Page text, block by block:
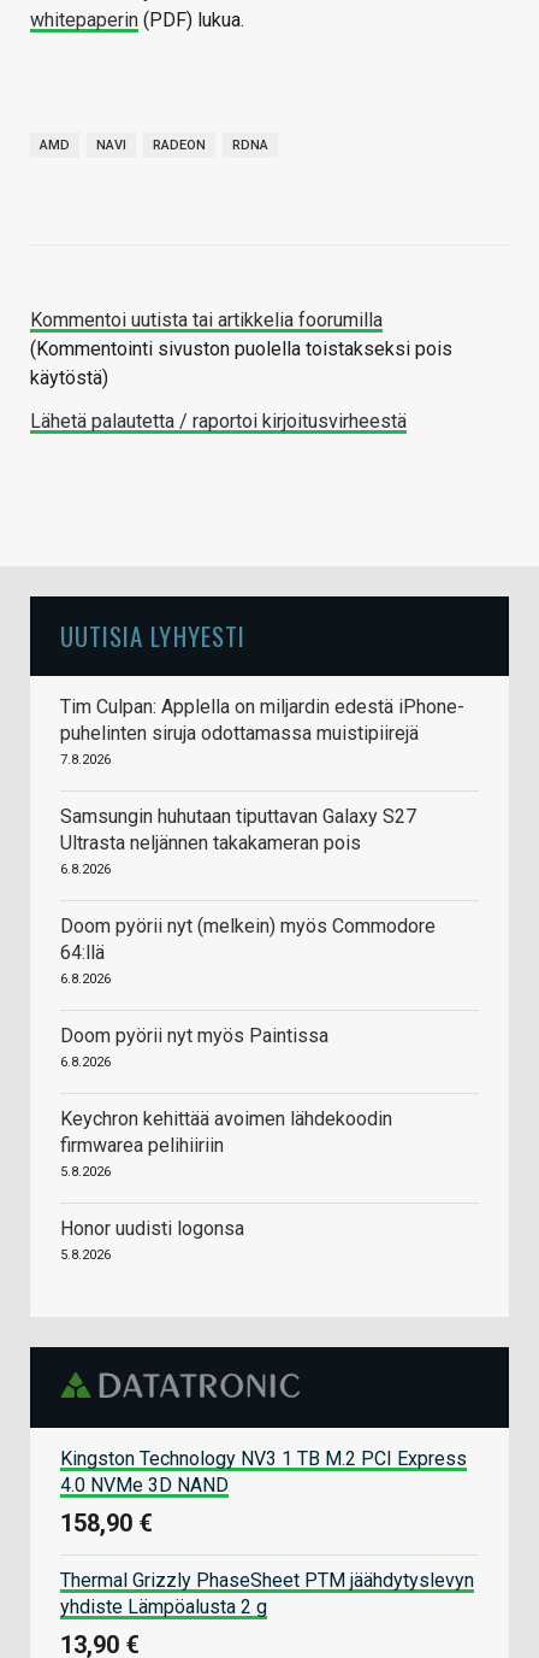
whitepaperin (PDF) lukua.
AMD NAVI RADEON RDNA
Kommentoi uutista tai artikkelia foorumilla
(Kommentointi sivuston puolella toistakseksi pois
käytöstä)
Lähetä palautetta / raportoi kirjoitusvirheestä
UUTISIA LYHYESTI
Tim Culpan: Applella on miljardin edestä iPhone-
puhelinten siruja odottamassa muistipiirejä
7.8.2026
Samsungin huhutaan tiputtavan Galaxy S27
Ultrasta neljännen takakameran pois
6.8.2026
Doom pyörii nyt (melkein) myös Commodore
64:llä
6.8.2026
Doom pyörii nyt myös Paintissa
6.8.2026
Keychron kehittää avoimen lähdekoodin
firmwarea pelihiiriin
5.8.2026
Honor uudisti logonsa
5.8.2026
Kingston Technology NV3 1 TB M.2 PCI Express
4.0 NVMe 3D NAND
158,90 €
Thermal Grizzly PhaseSheet PTM jäähdytyslevyn
yhdiste Lämpöalusta 2 g
13,90 €